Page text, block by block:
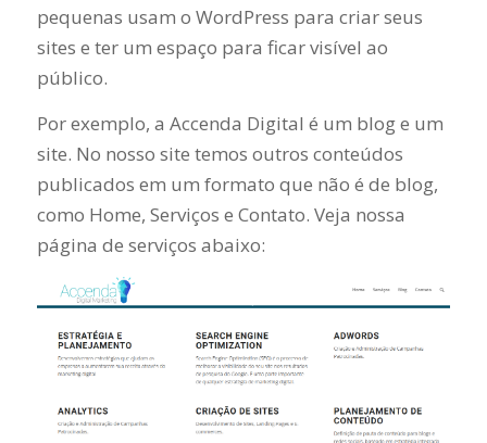
pequenas usam o WordPress para criar seus
sites e ter um espaço para ficar visível ao
público.
Por exemplo, a Accenda Digital é um blog e um
site. No nosso site temos outros conteúdos
publicados em um formato que não é de blog,
como Home, Serviços e Contato. Veja nossa
página de serviços abaixo: